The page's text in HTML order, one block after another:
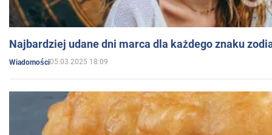
Najbardziej udane dni marca dla każdego znaku
Wiadomości05.03.2025 18:09